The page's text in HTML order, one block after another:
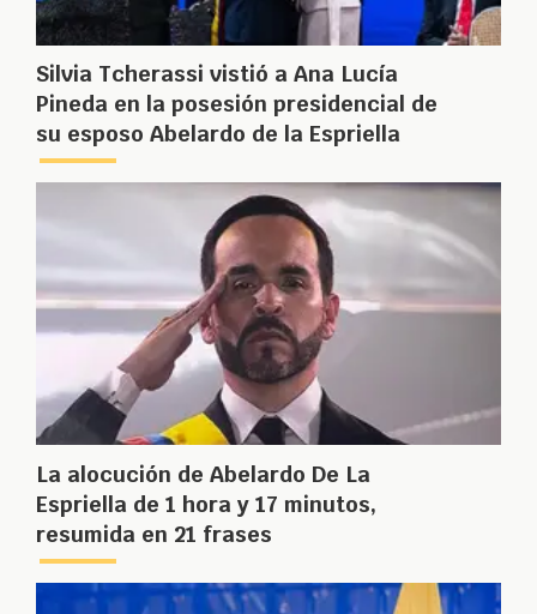
Silvia Tcherassi vistió a Ana Lucía
Pineda en la posesión presidencial de
su esposo Abelardo de la Espriella
La alocución de Abelardo De La
Espriella de 1 hora y 17 minutos,
resumida en 21 frases